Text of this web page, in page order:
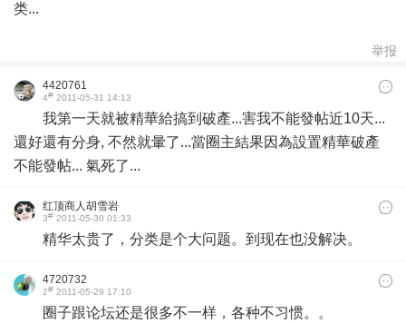
类...
举报
4420761
4# 2011-05-31 14:13
我第一天就被精華給搞到破產...害我不能發帖近10天...
還好還有分身, 不然就暈了...當圈主結果因為設置精華破產
不能發帖... 氣死了...
红顶商人胡雪岩
3# 2011-05-30 01:33
精华太贵了，分类是个大问题。到现在也没解决。
4720732
2# 2011-05-29 17:10
圈子跟论坛还是很多不一样，各种不习惯。。